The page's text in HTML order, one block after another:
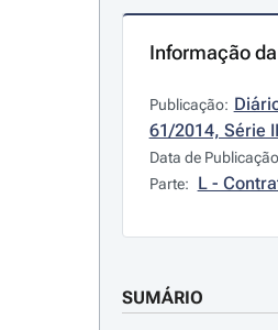
Informação
Publicação:
61/2014, Série
Data de
Parte: L -
SUMÁRIO